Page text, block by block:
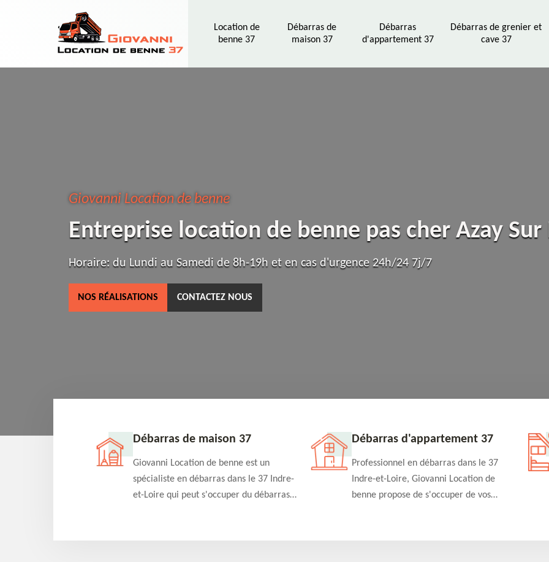
Location de
benne 37
Débarras de
maison 37
Débarras
d'appartement 37
Débarras de grenier et
cave 37
Giovanni Location de benne
Entreprise location de benne pas cher Azay
Horaire: du Lundi au Samedi de 8h-19h et en cas d'urgence 24h/24 7j/7
NOS RÉALISATIONS CONTACTEZ NOUS
37 Débarras de maison 37
Giovanni Location de benne est un
spécialiste en débarras dans le 37 Indre-
et-Loire qui peut s'occuper du débarras
et efficace
Débarras d'appartement 37
Professionnel en débarras dans le 37
Indre-et-Loire, Giovanni Location de
benne propose de s'occuper de vos
qualité en toute circonstance